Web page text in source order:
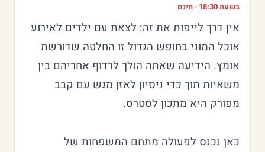
בשעה 18:30 · חינם
אין דרך לייפות את זה: לצאת עם ילדים לאירוע
אוכל המוני בחופש הגדול זו החלטה שדורשת
אומץ. הידיעה שאתה הולך לרדוף אחריהם בין
משאיות תוך כדי ניסיון לאזן מגש עם קבב
מפורק היא מתכון לסטרס.
כאן נכנס לפעולה מתחם המשפחות של